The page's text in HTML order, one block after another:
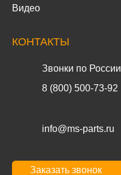
Видео
КОНТАКТЫ
Звонки по России
8 (800) 500-73-92
info@ms-parts.ru
Заказать звонок